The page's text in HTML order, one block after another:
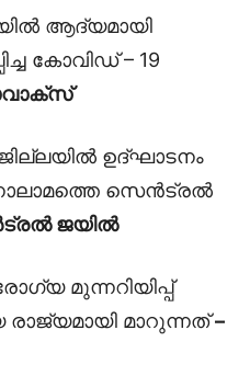
ആദ്യമായി
കോവിഡ് – 19
ഉദ്‌ഘാടനം
സെൻട്രൽ
ജയിൽ
മുന്നറിയിപ്പ്
മാറുന്നത്–